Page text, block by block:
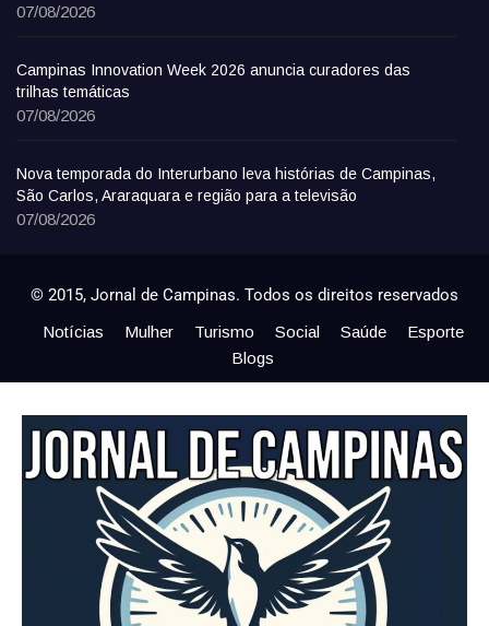
07/08/2026
Campinas Innovation Week 2026 anuncia curadores das
trilhas temáticas
07/08/2026
Nova temporada do Interurbano leva histórias de Campinas,
São Carlos, Araraquara e região para a televisão
07/08/2026
© 2015, Jornal de Campinas. Todos os direitos reservados
Notícias Mulher Turismo Social Saúde
Esporte
Blogs